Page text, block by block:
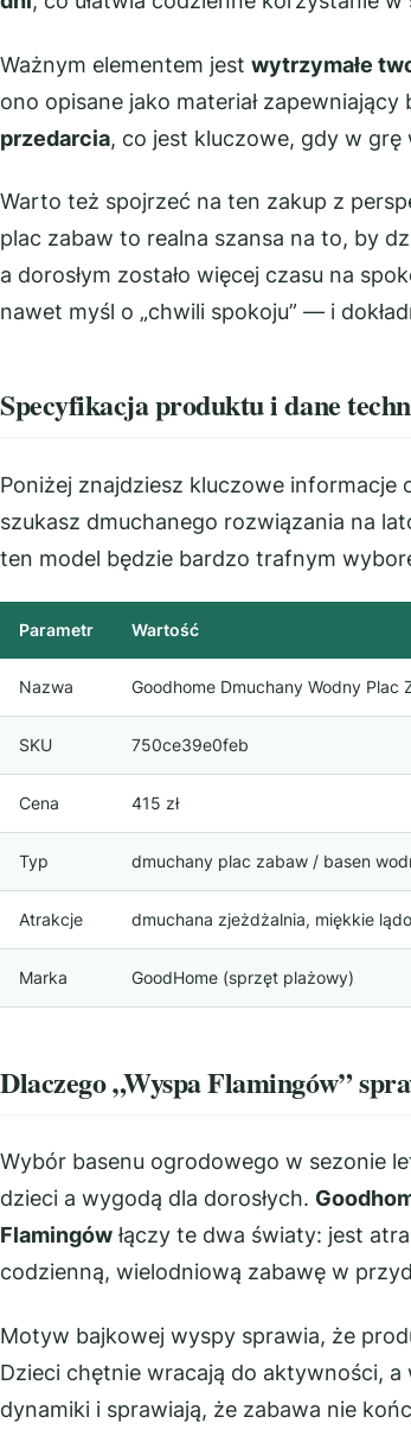
Ważnym elementem jest wytrzymałe
ono opisane jako materiał
przedarcia, co jest kluczowe, gdy w
Warto też spojrzeć na ten zakup z
plac zabaw to realna szansa na to, by
a dorosłym zostało więcej czasu na
nawet myśl o „chwili spokoju” — i
Specyfikacja produktu i dane
Poniżej znajdziesz kluczowe informacje
szukasz dmuchanego rozwiązania na
ten model będzie bardzo trafnym
Parametr Wartość
Nazwa Goodhome Dmuchany Wodny Plac
SKU 750ce39e0feb
Cena 415 zł
Typ dmuchany plac zabaw / basen
Atrakcje dmuchana zjeżdżalnia, miękkie
Marka GoodHome (sprzęt plażowy)
Dlaczego „Wyspa Flamingów”
Wybór basenu ogrodowego w sezonie
dzieci a wygodą dla dorosłych.
Flamingów łączy te dwa światy: jest
codzienną, wielodniową zabawę w
Motyw bajkowej wyspy sprawia, że
Dzieci chętnie wracają do aktywności,
dynamiki i sprawiają, że zabawa nie